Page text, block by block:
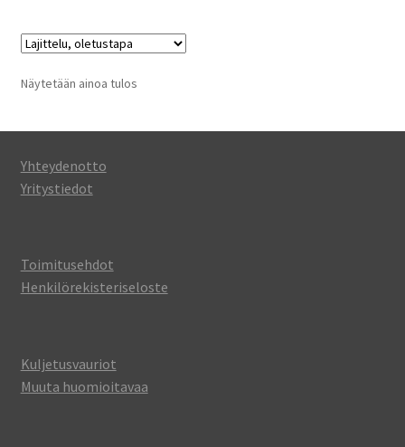
Näytetään ainoa tulos
Yhteydenotto
Yritystiedot
Toimitusehdot
Henkilörekisteriseloste
Kuljetusvauriot
Muuta huomioitavaa